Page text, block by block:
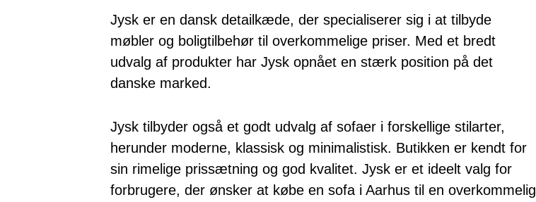
Jysk er en dansk detailkæde, der specialiserer sig i at tilbyde
møbler og boligtilbehør til overkommelige priser. Med et bredt
udvalg af produkter har Jysk opnået en stærk position på det
danske marked.
Jysk tilbyder også et godt udvalg af sofaer i forskellige stilarter,
herunder moderne, klassisk og minimalistisk. Butikken er kendt for
sin rimelige prissætning og god kvalitet. Jysk er et ideelt valg for
forbrugere, der ønsker at købe en sofa i Aarhus til en overkommelig